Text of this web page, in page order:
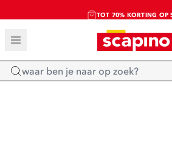
SALE: LAATSTE KANS!
SHOP NIEUW
Home